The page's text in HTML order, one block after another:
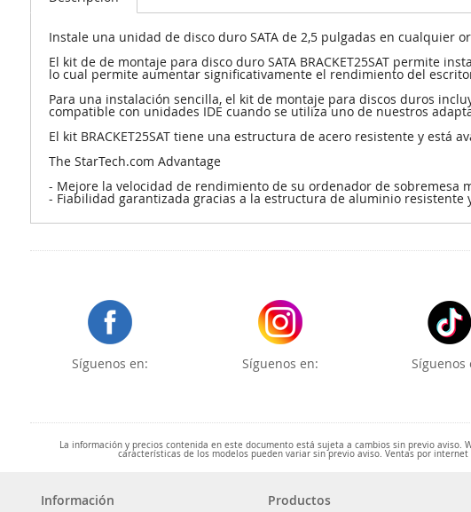
Instale una unidad de disco duro SATA de 2,5 pulgadas en cualquier
El kit de de montaje para disco duro SATA BRACKET25SAT permite
lo cual permite aumentar significativamente el rendimiento del
Para una instalación sencilla, el kit de montaje para discos duros
compatible con unidades IDE cuando se utiliza uno de nuestros
El kit BRACKET25SAT tiene una estructura de acero resistente y
The StarTech.com Advantage
- Mejore la velocidad de rendimiento de su ordenador de sobremesa
- Fiabilidad garantizada gracias a la estructura de aluminio resistente
Síguenos en: Síguenos en: Síguenos
La información y precios contenida en este documento está sujeta a cambios sin previo
características de los modelos pueden variar sin previo aviso. Ventas por
Información Productos